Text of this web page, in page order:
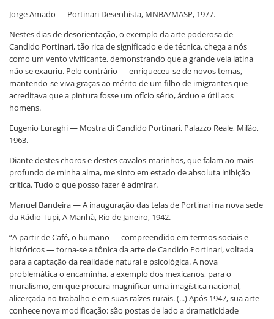
Jorge Amado — Portinari Desenhista, MNBA/MASP, 1977.
Nestes dias de desorientação, o exemplo da arte poderosa de
Candido Portinari, tão rica de significado e de técnica, chega a nós
como um vento vivificante, demonstrando que a grande veia latina
não se exauriu. Pelo contrário — enriqueceu-se de novos temas,
mantendo-se viva graças ao mérito de um filho de imigrantes que
acreditava que a pintura fosse um ofício sério, árduo e útil aos
homens.
Eugenio Luraghi — Mostra di Candido Portinari, Palazzo Reale, Milão,
1963.
Diante destes choros e destes cavalos-marinhos, que falam ao mais
profundo de minha alma, me sinto em estado de absoluta inibição
crítica. Tudo o que posso fazer é admirar.
Manuel Bandeira — A inauguração das telas de Portinari na nova sede
da Rádio Tupi, A Manhã, Rio de Janeiro, 1942.
“A partir de Café, o humano — compreendido em termos sociais e
históricos — torna-se a tônica da arte de Candido Portinari, voltada
para a captação da realidade natural e psicológica. A nova
problemática o encaminha, a exemplo dos mexicanos, para o
muralismo, em que procura magnificar uma imagística nacional,
alicerçada no trabalho e em suas raízes rurais. (...) Após 1947, sua arte
conhece nova modificação: são postas de lado a dramaticidade